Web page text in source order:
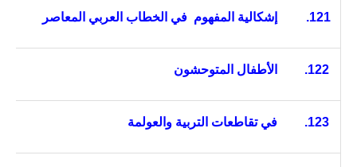
121. إشكالية المفهوم في الخطاب العربي المعاصر
122. الأطفال المتوحشون
123. في تقاطعات التربية والعولمة